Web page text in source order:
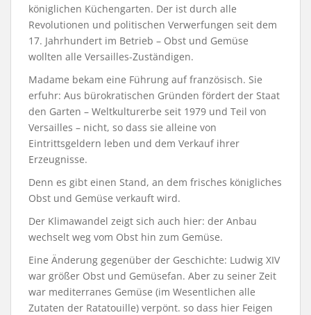
königlichen Küchengarten. Der ist durch alle
Revolutionen und politischen Verwerfungen seit dem
17. Jahrhundert im Betrieb – Obst und Gemüse
wollten alle Versailles-Zuständigen.
Madame bekam eine Führung auf französisch. Sie
erfuhr: Aus bürokratischen Gründen fördert der Staat
den Garten – Weltkulturerbe seit 1979 und Teil von
Versailles – nicht, so dass sie alleine von
Eintrittsgeldern leben und dem Verkauf ihrer
Erzeugnisse.
Denn es gibt einen Stand, an dem frisches königliches
Obst und Gemüse verkauft wird.
Der Klimawandel zeigt sich auch hier: der Anbau
wechselt weg vom Obst hin zum Gemüse.
Eine Änderung gegenüber der Geschichte: Ludwig XIV
war größer Obst und Gemüsefan. Aber zu seiner Zeit
war mediterranes Gemüse (im Wesentlichen alle
Zutaten der Ratatouille) verpönt. so dass hier Feigen